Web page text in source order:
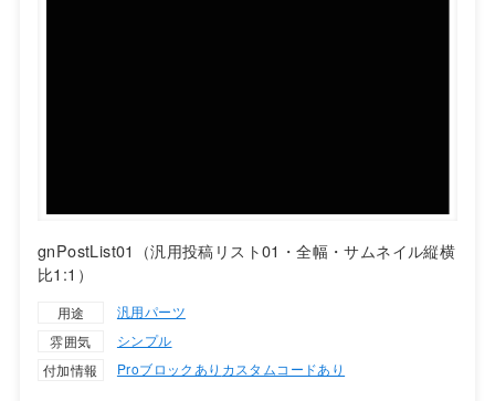
gnPostList01（汎用投稿リスト01・全幅・サムネイル縦横
比1:1）
用途
汎用パーツ
雰囲気
シンプル
付加情報
Proブロックあり カスタムコードあり